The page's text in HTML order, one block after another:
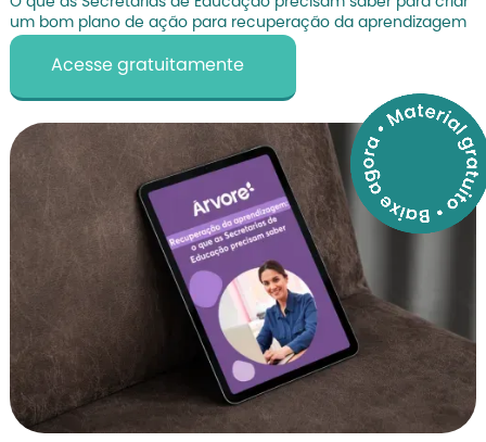
um bom plano de ação para recuperação da aprendizagem
Acesse gratuitamente